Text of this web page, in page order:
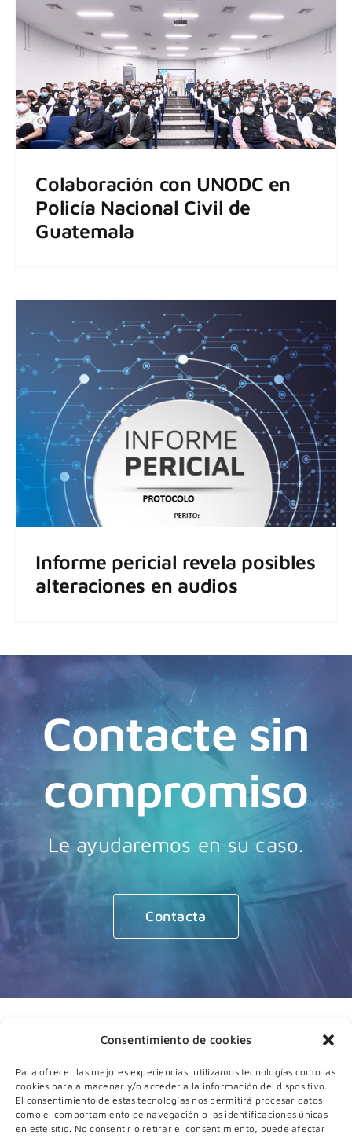
Consentimiento de cookies
Para ofrecer las mejores experiencias, utilizamos tecnologías como las
cookies para almacenar y/o acceder a la información del dispositivo.
El consentimiento de estas tecnologías nos permitirá procesar datos
como el comportamiento de navegación o las identificaciones únicas
en este sitio. No consentir o retirar el consentimiento, puede afectar
Colaboración con UNODC en
Policía Nacional Civil de
Guatemala
Informe pericial revela posibles
alteraciones en audios
Contacte sin
compromiso
Le ayudaremos en su caso.
Contacta